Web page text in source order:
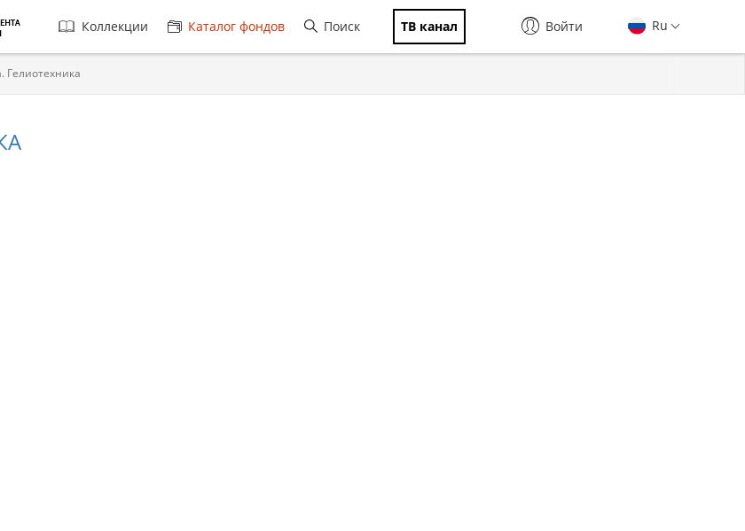
Главная
навигация
Коллекции Каталог фондов Поиск ТВ канал Ru
Войти
Гелиотехника